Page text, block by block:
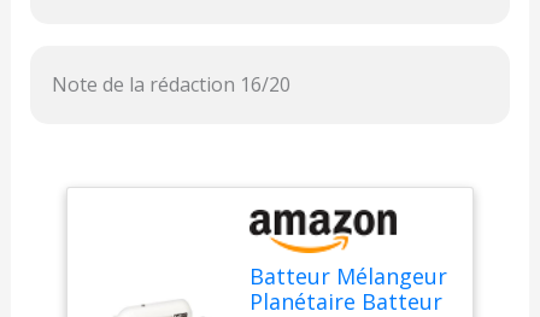
Note de la rédaction 16/20
Batteur Mélangeur
Planétaire Batteur